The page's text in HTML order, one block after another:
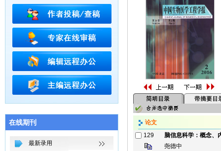
在线期刊
最新录用
论文
129
脑信息科学：概念、
尧德中